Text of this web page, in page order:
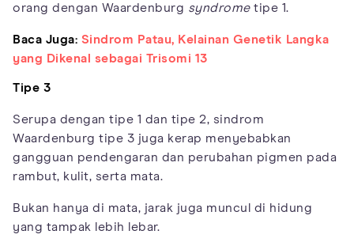
orang dengan Waardenburg syndrometipe 1.
Baca Juga: Sindrom Patau, Kelainan Genetik Langka
yang Dikenal sebagai Trisomi 13
Tipe 3
Serupa dengan tipe 1 dan tipe 2, sindrom
Waardenburg tipe 3 juga kerap menyebabkan
gangguan pendengaran dan perubahan pigmen pada
rambut, kulit, serta mata.
Bukan hanya di mata, jarak juga muncul di hidung
yang tampak lebih lebar.